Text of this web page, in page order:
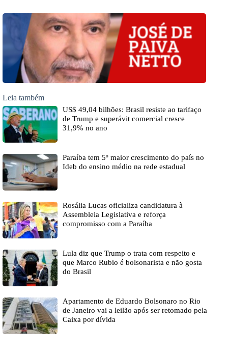
Leia também
US$ 49,04 bilhões: Brasil resiste ao tarifaço
de Trump e superávit comercial cresce
31,9% no ano
Paraíba tem 5º maior crescimento do país no
Ideb do ensino médio na rede estadual
Rosália Lucas oficializa candidatura à
Assembleia Legislativa e reforça
compromisso com a Paraíba
Lula diz que Trump o trata com respeito e
que Marco Rubio é bolsonarista e não gosta
do Brasil
Apartamento de Eduardo Bolsonaro no Rio
de Janeiro vai a leilão após ser retomado pela
Caixa por dívida